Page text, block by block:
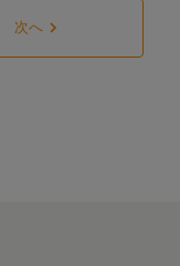
次へ